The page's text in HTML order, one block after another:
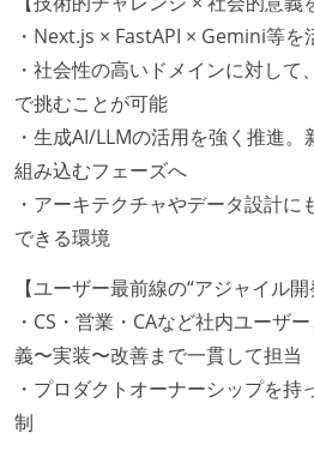
・Next.js × FastAPI × Gemini等を
・社会性の高いドメインに対して
で挑むことが可能
・生成AI/LLMの活用を強く推進
組み込むフェーズへ
・アーキテクチャやデータ設計
できる環境
【ユーザー最前線の“アジャイル開
・CS・営業・CAなど社内ユーザ
義〜実装〜改善まで一貫して担当
・プロダクトオーナーシップを
制